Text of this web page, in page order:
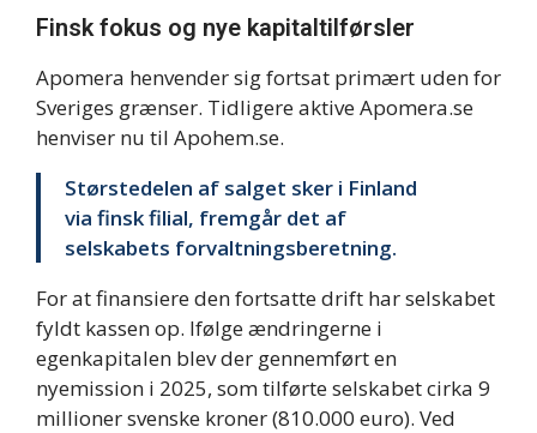
Finsk fokus og nye kapitaltilførsler
Apomera henvender sig fortsat primært uden for
Sveriges grænser. Tidligere aktive Apomera.se
henviser nu til Apohem.se.
Størstedelen af salget sker i Finland
via finsk filial, fremgår det af
selskabets forvaltningsberetning.
For at finansiere den fortsatte drift har selskabet
fyldt kassen op. Ifølge ændringerne i
egenkapitalen blev der gennemført en
nyemission i 2025, som tilførte selskabet cirka 9
millioner svenske kroner (810.000 euro). Ved